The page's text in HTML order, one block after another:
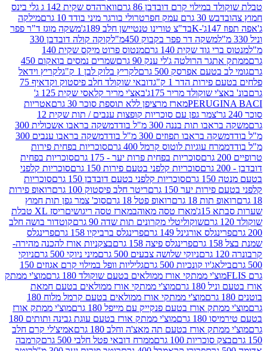
קרם דובדבן 86 גרם
ווארהדס שקית 142 ג גלי בינס
דבש 30 גרם עמק חפר
טרולי בורגר מיני בודד 10 גרם
מילקה
בד"צ טורינו טנטיישן חלב 189ג'
משקה מוגז ד"ר פפר
משקה דר פפר בקבוק 450מ"ל
קוקה קולה דובדבן 330
גוד שקית 140 גרם
מנטוס פרוט מיקס שקית 140
הרולטה ג'לי ענק 90 גרם
שמרים נמסים בואקום 450
אפרסק 500 גרם
לקריץ בלוק לבן 1 ק"ג
לקריץ וידאל
הדר 1 ק"ג
דובאי שוקולד חלב פיסטוק וקדאיף 75
שוקולד מריר 175ג'
באצ'י מריר קלאסי שקית 125 ג'
מארז מרציפן ללא תוספת סוכר 30 גרם
אטריות
צמר גפן עם סוכריות קופצות ענבים / תות שקית 12
תות בננה 300 מ"ל בודד
משקה בראבו אשכולית 300
בראבו תפוזים 300 מ"ל בודד
משקה בראבו ענבים 300
עוגיות לוטוס קרמל 400 גרם
סוכריות בפחית פירות
סוכריות בפחית פרות יער - 175 גרם
סוכריות בפחית
סוכריות קלפני בטעם פירות 150 גרם
סוכריות קלפני
סוכריות קלפני בטעם דובדבן 150 גרם
סוכריות
יער 150 גרם
ריטר חלב פיסטוק 100 גרם
רואופ פירות
תות 18 גרם
רואופ פטל 18 גרם
סוכ' צמר גפן תות חמוץ
מארז טסה מאוהב מארז טסה ריגושים
ריסז XL טבלת
שוקוליטלי מקרונים תות שדה 90 גרם
קוטדור בושה חלב
אורגינל 149 גרם
פרינגלס ברביקיו 158 גרם
פרינגלס
פרינגלס פיצה 158 גרם
בצקניות אורז להכנה מהירה-
ניוקי שלושה צבעים 500 גרם
מיני ניוקי 500 גרם
ניוקי
קונכיות 500 גרם
גליליות וופל במילוי קרם אגוזים 150
ממתקי אורז ממולאים בטעם שוקולד 180 גרם
מוצ'י ממתק
גרם
מוצ'י ממתקי אורז ממולאים בטעם חמאת
מוצ'י ממתקי אורז ממולאים בטעם קרמל מלוח 180
אורז בטעם פנקייק עם מייפל 180 גרם
מוצ'י ממתק אורז
גרם
מוצ'י ממתק אורז בטעם עוגת גבינה ותותים 180
אורז בטעם תה מאצ'ה וחלב 180 גרם
אמיצ'לי קרם חלב
סוכריות 100 גרם
ממרח דובאי פטל חלבי 500 גרם
קרמבה